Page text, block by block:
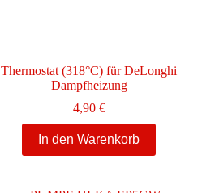
Thermostat (318°C) für DeLonghi
Dampfheizung
4,90 €
In den Warenkorb